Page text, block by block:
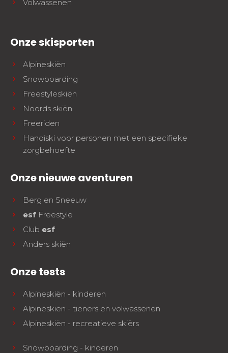
Volwassenen
Onze skisporten
Alpineskiën
Snowboarding
Freestyleskiën
Noords skiën
Freeriden
Handiski voor personen met een specifieke
zorgbehoefte
Onze nieuwe aventuren
Berg en Sneeuw
esf Freestyle
Club esf
Anders skiën
Onze tests
Alpineskiën - kinderen
Alpineskiën - tieners en volwassenen
Alpineskiën - recreatieve skiërs
Snowboarding - kinderen